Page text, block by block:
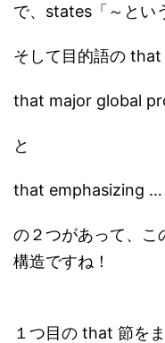
で、states「～とい
そして目的語の that
that major global
と
that emphasizing
の２つがあって、こ
構造ですね！
１つ目の that 節を